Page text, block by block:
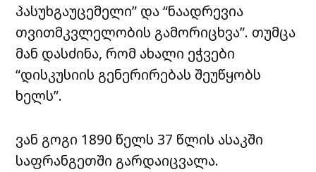
პასუხგაუცემელი” და “ნაადრევია
თვითმკვლელობის გამორიცხვა”. თუმცა
მან დასძინა, რომ ახალი ეჭვები
“დისკუსიის გენერირებას შეუწყობს
ხელს”.
ვან გოგი 1890 წელს 37 წლის ასაკში
საფრანგეთში გარდაიცვალა.